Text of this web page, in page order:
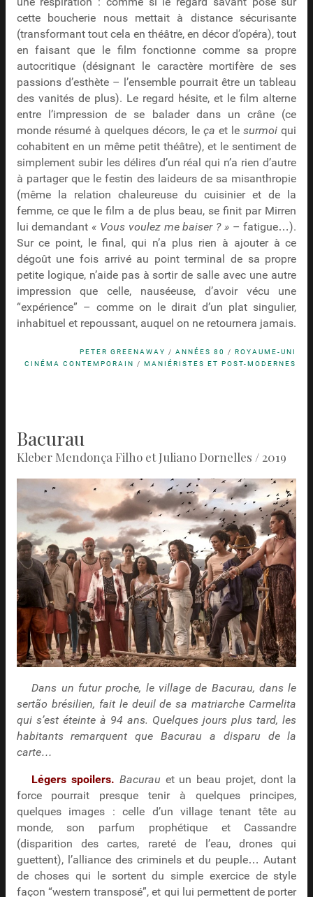
cette boucherie nous mettait à distance sécurisante
(transformant tout cela en théâtre, en décor d’opéra), tout
en faisant que le film fonctionne comme sa propre
autocritique (désignant le caractère mortifère de ses
passions d’esthète – l’ensemble pourrait être un tableau
des vanités de plus). Le regard hésite, et le film alterne
entre l’impression de se balader dans un crâne (ce
monde résumé à quelques décors, le ça et lesurmoi qui
cohabitent en un même petit théâtre), et le sentiment de
simplement subir les délires d’un réal qui n’a rien d’autre
à partager que le festin des laideurs de sa misanthropie
(même la relation chaleureuse du cuisinier et de la
femme, ce que le film a de plus beau, se finit par Mirren
lui demandant « Vous voulez me baiser ? »– fatigue…).
Sur ce point, le final, qui n’a plus rien à ajouter à ce
dégoût une fois arrivé au point terminal de sa propre
petite logique, n’aide pas à sortir de salle avec une autre
impression que celle, nauséeuse, d’avoir vécu une
“expérience” – comme on le dirait d’un plat singulier,
inhabituel et repoussant, auquel on ne retournera jamais.
PETER GREENAWAY /ANNÉES 80 /ROYAUME-UNI
CINÉMA CONTEMPORAIN /MANIÉRISTES ET POST-MODERNES
Bacurau
Kleber Mendonça Filho et Juliano Dornelles / 2019
Dans un futur proche, le village de Bacurau, dans le
sertão brésilien, fait le deuil de sa matriarche Carmelita
qui s’est éteinte à 94 ans. Quelques jours plus tard, les
habitants remarquent que Bacurau a disparu de la
carte…
Légers spoilers. Bacurau et un beau projet, dont la
force pourrait presque tenir à quelques principes,
quelques images : celle d’un village tenant tête au
monde, son parfum prophétique et Cassandre
(disparition des cartes, rareté de l’eau, drones qui
guettent), l’alliance des criminels et du peuple… Autant
de choses qui le sortent du simple exercice de style
façon “western transposé”, et qui lui permettent de porter